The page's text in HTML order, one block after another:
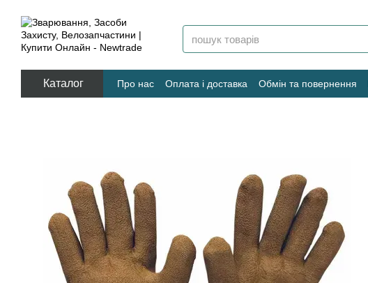
Каталог Про нас Оплата і доставка Обмін та повернення
Угода користувача